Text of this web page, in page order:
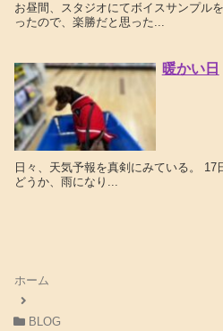
お昼間、スタジオにてボイスサンプル
ったので、楽勝だと思った...
暖かい日
日々、天気予報を真剣にみている。 17
どうか、雨になり...
ホーム
BLOG